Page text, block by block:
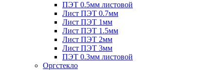
ПЭТ 0.5мм листовой
Лист ПЭТ 0.7мм
Лист ПЭТ 1мм
Лист ПЭТ 1.5мм
Лист ПЭТ 2мм
Лист ПЭТ 3мм
ПЭТ 0.3мм листовой
Оргстекло